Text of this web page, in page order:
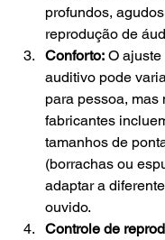
profundos,
reprodução de
Conforto: O
auditivo pode
para pessoa, mas
fabricantes
tamanhos de
(borrachas ou
adaptar a
ouvido.
Controle de